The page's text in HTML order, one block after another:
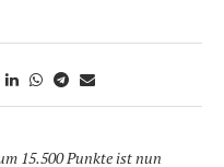
15.500 Punkte ist nun